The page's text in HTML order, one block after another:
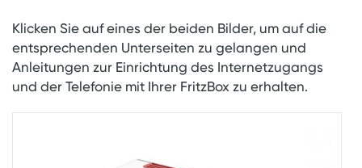
Klicken Sie auf eines der beiden Bilder, um auf die
entsprechenden Unterseiten zu gelangen und
Anleitungen zur Einrichtung des Internetzugangs
und der Telefonie mit Ihrer FritzBox zu erhalten.